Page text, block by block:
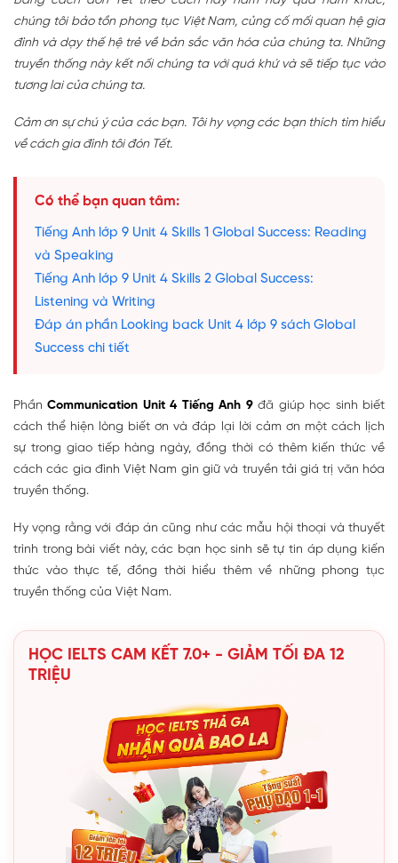
chúng tôi bảo tồn phong tục Việt Nam, củng cố mối quan hệ gia
đình và dạy thế hệ trẻ về bản sắc văn hóa của chúng ta. Những
truyền thống này kết nối chúng ta với quá khứ và sẽ tiếp tục vào
tương lai của chúng ta.
Cảm ơn sự chú ý của các bạn. Tôi hy vọng các bạn thích tìm hiểu
về cách gia đình tôi đón Tết.
Có thể bạn quan tâm:
Tiếng Anh lớp 9 Unit 4 Skills 1 Global Success: Reading
và Speaking
Tiếng Anh lớp 9 Unit 4 Skills 2 Global Success:
Listening và Writing
Đáp án phần Looking back Unit 4 lớp 9 sách Global
Success chi tiết
PhầnCommunication Unit 4 Tiếng Anh 9đã giúp học sinh biết
cách thể hiện lòng biết ơn và đáp lại lời cảm ơn một cách lịch
sự trong giao tiếp hàng ngày, đồng thời có thêm kiến thức về
cách các gia đình Việt Nam gìn giữ và truyền tải giá trị văn hóa
truyền thống.
Hy vọng rằng với đáp án cũng như các mẫu hội thoại và thuyết
trình trong bài viết này, các bạn học sinh sẽ tự tin áp dụng kiến
thức vào thực tế, đồng thời hiểu thêm về những phong tục
truyền thống của Việt Nam.
HỌC IELTS CAM KẾT 7.0+ - GIẢM TỐI ĐA 12
TRIỆU